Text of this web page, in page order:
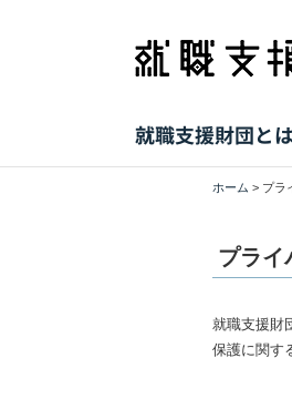
ホーム > プラ
プライ
就職支援財
保護に関す